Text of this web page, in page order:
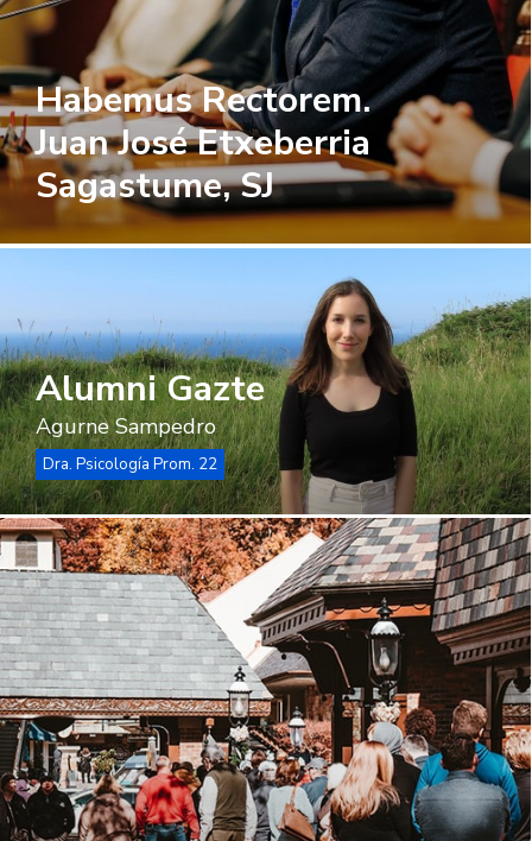
Habemus Rectorem.
Juan José Etxeberria
Sagastume, SJ
Alumni Gazte
Agurne Sampedro
Dra. Psicología Prom. 22